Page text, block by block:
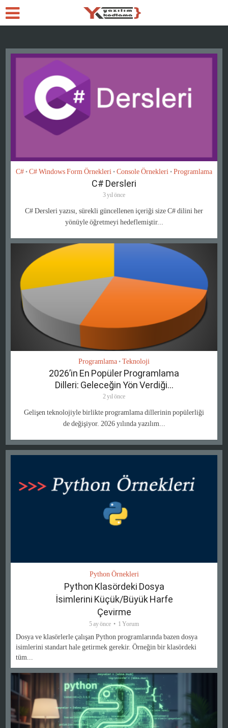
C# • C# Windows Form Örnekleri • Console Örnekleri • Programlama
C# Dersleri
3 yıl önce
C# Dersleri yazısı, sürekli güncellenen içeriği size C# dilini her
yönüyle öğretmeyi hedeflemiştir...
Programlama • Teknoloji
2026’in En Popüler Programlama
Dilleri: Geleceğin Yön Verdiği...
2 yıl önce
Gelişen teknolojiyle birlikte programlama dillerinin popülerliği
de değişiyor. 2026 yılında yazılım...
Python Örnekleri
Python Klasördeki Dosya
İsimlerini Küçük/Büyük Harfe
Çevirme
5 ay önce 1 Yorum
Dosya ve klasörlerle çalışan Python programlarında bazen dosya
isimlerini standart hale getirmek gerekir. Örneğin bir klasördeki
tüm...